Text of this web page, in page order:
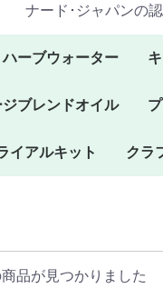
ナード･ジャパンの
油
油
油
油
油
油
油
油
油
油
ハーブウォーター
ブレンドオイル
イアルキット クラ
品が見つかりました